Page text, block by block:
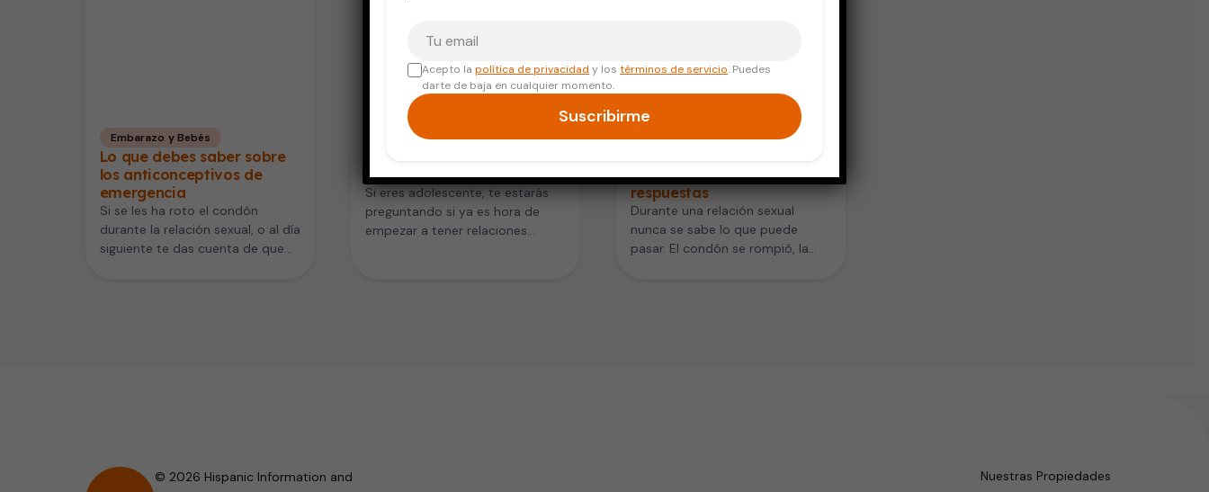
Embarazo y Bebés
Lo que debes saber sobre
los anticonceptivos de
emergencia
Si se les ha roto el condón
durante la relación sexual, o al día
siguiente te das cuenta de que…
Embarazo y Bebés
en la adolescencia
Si eres adolescente, te estarás
preguntando si ya es hora de
empezar a tener relaciones
Salud de la Mujer
emergencia: preguntas y
respuestas
Durante una relación sexual
nunca se sabe lo que puede
pasar. El condón se rompió, la
© 2026 Hispanic Information and
Nuestras Propiedades
Acepto lapolítica de privacidad y lostérminos de servicio. Puedes
darte de baja en cualquier momento.
Suscribirme